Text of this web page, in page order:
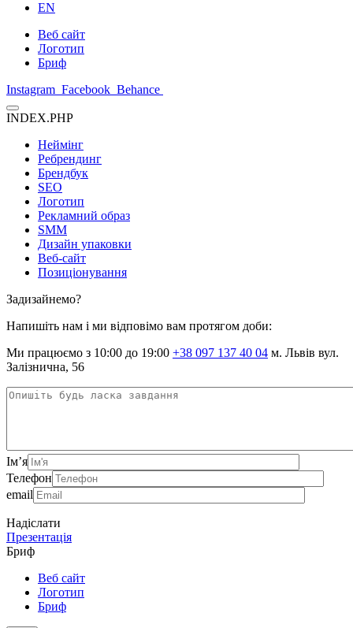
EN
Веб сайт
Логотип
Бриф
Instagram Facebook Behance
INDEX.PHP
Неймінг
Ребрендинг
Брендбук
SEO
Логотип
Рекламний образ
SMM
Дизайн упаковки
Веб-сайт
Позиціонування
Задизайнемо?
Напишіть нам і ми відповімо вам протягом доби:
Ми працюємо з 10:00 до 19:00 +38 097 137 40 04 м. Львів вул.
Залізнична, 56
Ім’я
Телефон
email
Надіслати
Презентація
Бриф
Веб сайт
Логотип
Бриф